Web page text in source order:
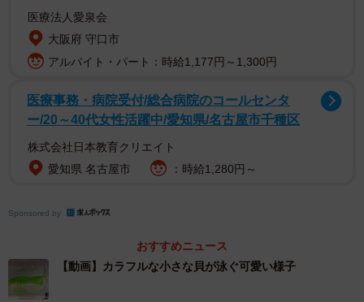
「神秘的すぎます♪」
「スゴっ！！蛍光グリーン」
「昔こんな感じの暗いところで光る昆虫のオモチャ持って
たな…」
でんかさんにこの生物を見つけた時のことをお聞きしまし
た。
沖縄県の磯で発見 「実物はより美しかったで
――発見した時のことを教えてください。
医療法人愛泉会
大阪府 守口市
アルバイト・パート：時給1,177円～1,300円
医療事務・病院受付/総合病院のコールセンタ
ー/20～40代女性活躍中/愛知県/名古屋市千種区
株式会社日本教育クリエイト
愛知県 名古屋市
：時給1,280円～
Sponsored by
おすすめニュース
【動画】カラフルな小さな貝が泳ぐ可愛い様子